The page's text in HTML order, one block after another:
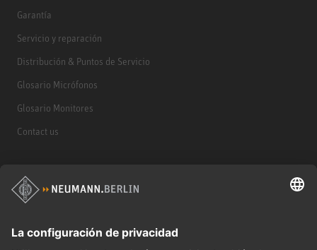
Garantía
Servicio y reparación
Distribución & Puntos de Servicio
Glosario Micrófonos
Glosario Monitores
Contact us
Micrófonos
Monitores